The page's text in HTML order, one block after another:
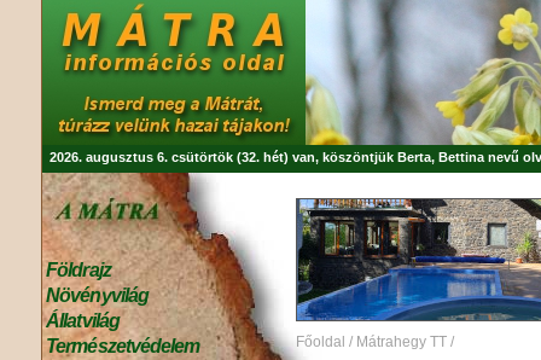
2026. augusztus 6. csütörtök (32. hét) van, köszöntjük Berta, Bettina nevű
Földrajz
Növényvilág
Állatvilág
Természetvédelem
Főoldal / Mátrahegy TT /